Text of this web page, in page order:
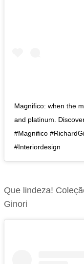
Magnifico: when the
and platinum.
#Magnifico
#Interiordesign
Que lindeza!
Ginori